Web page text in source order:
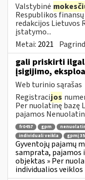
Valstybinė
Respublikos
redakcijos Lietuvos
įstatymo...
Metai: 2021
gali priskirti
įsigijimo,
Web turinio sąrašas
Registracijos
Per nuolatinę bazę
pajamos
fr0457 gpm
individuali veikla
gpmį
Gyventojų pajamų
samprata, pajamos
objektas » Per
individualios